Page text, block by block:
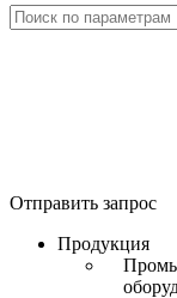
Отправить запрос
Продукция